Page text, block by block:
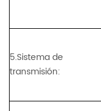
5.Sistema de
transmisión: